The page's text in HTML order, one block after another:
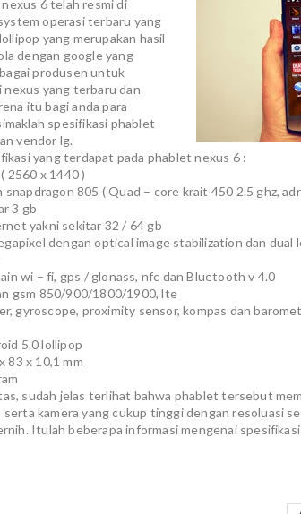
6 telah resmi di
operasi terbaru yang
yang merupakan hasil
dengan google yang
produsen untuk
yang terbaru dan
itu bagi anda para
spesifikasi phablet
vendor lg.
yang terdapat pada phablet nexus 6 :
2560 x 1440 )
805 ( Quad – core krait 450 2.5 ghz,
3 gb
yakni sekitar 32 / 64 gb
dengan optical image stabilization dan dual
wi – fi, gps / glonass, nfc dan Bluetooth v 4.0
gsm 850/900/1800/1900, lte
gyroscope, proximity sensor, kompas dan
5.0 lollipop
83 x 10,1 mm
sudah jelas terlihat bahwa phablet tersebut
kamera yang cukup tinggi dengan resoluasi
Itulah beberapa informasi mengenai